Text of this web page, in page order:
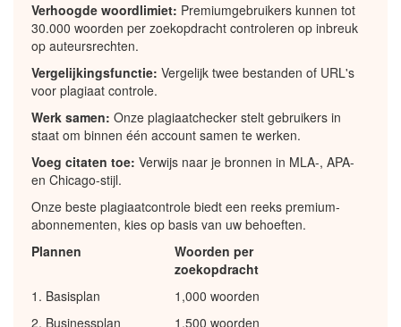
Verhoogde woordlimiet: Premiumgebruikers kunnen tot
30.000 woorden per zoekopdracht controleren op inbreuk
op auteursrechten.
Vergelijkingsfunctie: Vergelijk twee bestanden of URL's
voor plagiaat controle.
Werk samen: Onze plagiaatchecker stelt gebruikers in
staat om binnen één account samen te werken.
Voeg citaten toe: Verwijs naar je bronnen in MLA-, APA-
en Chicago-stijl.
Onze beste plagiaatcontrole biedt een reeks premium-
abonnementen, kies op basis van uw behoeften.
Plannen
Woorden per
zoekopdracht
1. Basisplan
1,000 woorden
2. Businessplan
1,500 woorden